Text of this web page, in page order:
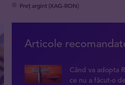
Preț argint (XAG-RON)
Articole
Când va adopta
ce nu a făcut-o